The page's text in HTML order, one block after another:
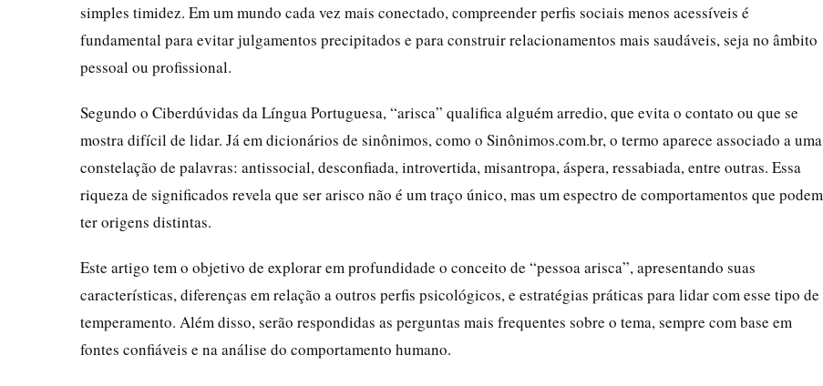
simples timidez. Em um mundo cada vez mais conectado, compreender perfis sociais menos acessíveis é
fundamental para evitar julgamentos precipitados e para construir relacionamentos mais saudáveis, seja no âmbito
pessoal ou profissional.
Segundo o Ciberdúvidas da Língua Portuguesa, “arisca” qualifica alguém arredio, que evita o contato ou que se
mostra difícil de lidar. Já em dicionários de sinônimos, como o Sinônimos.com.br, o termo aparece associado a uma
constelação de palavras: antissocial, desconfiada, introvertida, misantropa, áspera, ressabiada, entre outras. Essa
riqueza de significados revela que ser arisco não é um traço único, mas um espectro de comportamentos que podem
ter origens distintas.
Este artigo tem o objetivo de explorar em profundidade o conceito de “pessoa arisca”, apresentando suas
características, diferenças em relação a outros perfis psicológicos, e estratégias práticas para lidar com esse tipo de
temperamento. Além disso, serão respondidas as perguntas mais frequentes sobre o tema, sempre com base em
fontes confiáveis e na análise do comportamento humano.